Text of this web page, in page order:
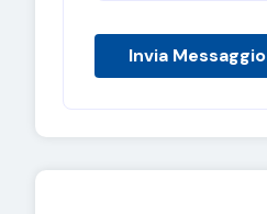
Invia Messaggio